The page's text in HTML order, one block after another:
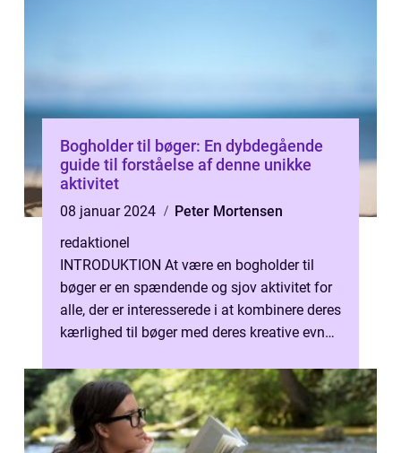
Bogholder til bøger: En dybdegående
guide til forståelse af denne unikke
aktivitet
08 januar 2024
Peter Mortensen
redaktionel
INTRODUKTION At være en bogholder til
bøger er en spændende og sjov aktivitet for
alle, der er interesserede i at kombinere deres
kærlighed til bøger med deres kreative evner.